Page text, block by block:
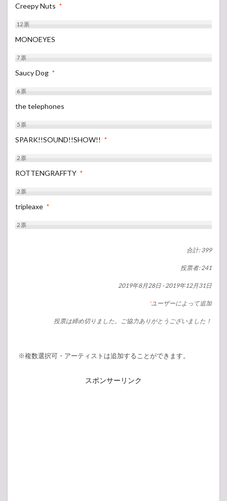
Creepy Nuts *
12票
MONOEYES
7票
Saucy Dog *
6票
the telephones
5票
SPARK!!SOUND!!SHOW!! *
2票
ROTTENGRAFFTY *
2票
tripleaxe *
2票
合計: 399
投票者: 241
2019年8月28日 -2019年12月31日
*ユーザーによって追加
投票は締め切りました。ご協力ありがとうございました！
※複数選択可・アーティストは追加することができます。
スポンサーリンク